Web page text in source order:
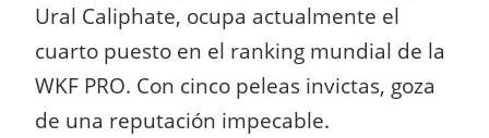
Ural Caliphate, ocupa actualmente el
cuarto puesto en el ranking mundial de la
WKF PRO. Con cinco peleas invictas, goza
de una reputación impecable.